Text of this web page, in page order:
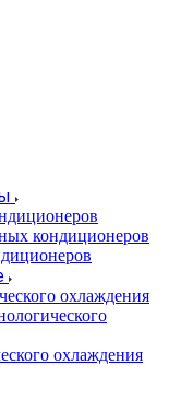
кондиционеров
охлаждения
охлаждения